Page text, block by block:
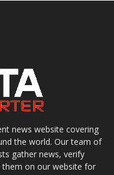
news website covering
the world. Our team of
gather news, verify
on our website for